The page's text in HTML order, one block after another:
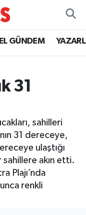
GÜNDEM
31
sahilleri
31 dereceye,
ulaştığı
akın etti.
Plajı’nda
renkli